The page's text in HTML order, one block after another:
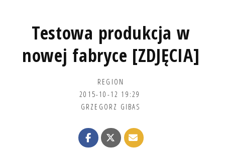
Testowa produkcja w
nowej fabryce [ZDJĘCIA]
REGION
2015-10-12 19:29
GRZEGORZ GIBAS